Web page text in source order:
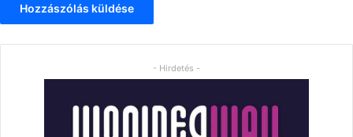
- Hirdetés -